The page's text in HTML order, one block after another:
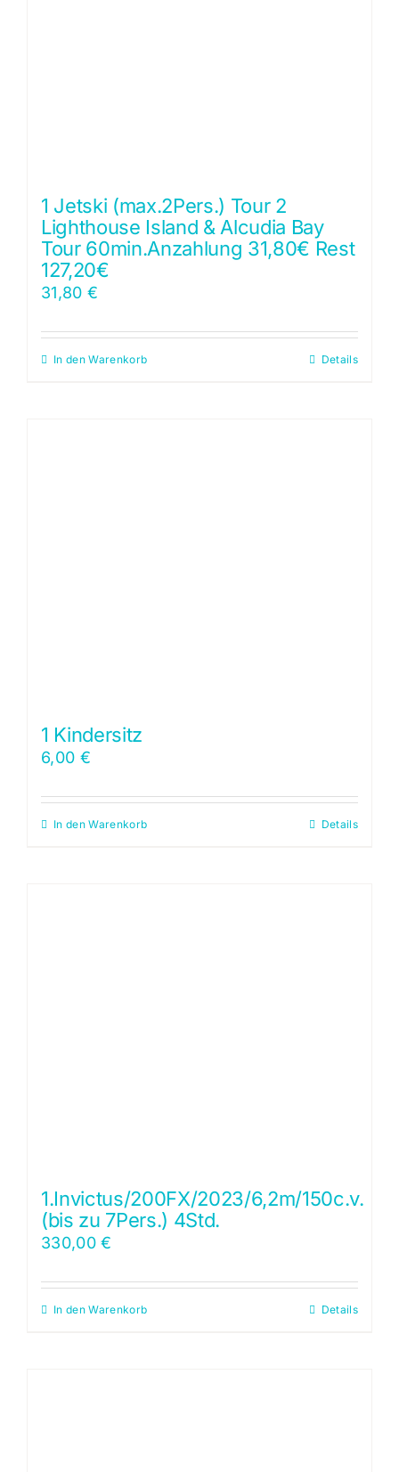
1 Jetski (max.2Pers.) Tour 2
Lighthouse Island & Alcudia Bay
Tour 60min.Anzahlung 31,80€ Rest
127,20€
31,80 €
In den Warenkorb Details
1 Kindersitz
6,00 €
In den Warenkorb Details
1.Invictus/200FX/2023/6,2m/150c.v.
(bis zu 7Pers.) 4Std.
330,00€
In den Warenkorb Details